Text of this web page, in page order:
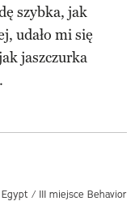
szybka, jak
udało mi się
jaszczurka
/ III miejsce Behavior